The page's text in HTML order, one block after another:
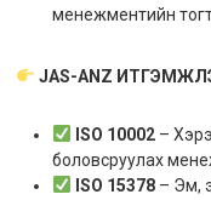
менежментийн
JAS-ANZ
ISO 10002 –
боловсруулах
ISO 15378 – Эм,